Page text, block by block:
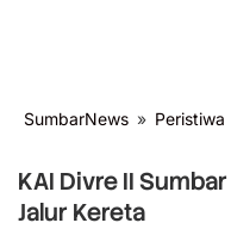
SumbarNews » Peristiwa
KAI Divre II
Jalur Kereta